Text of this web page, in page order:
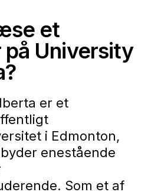
et
University
er et
i Edmonton,
enestående
Som et af